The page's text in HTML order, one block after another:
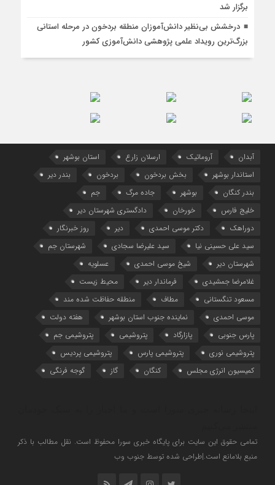
برگزار شد
درخشش بی‌نظیر دانش‌آموزان منطقه بردخون در مرحله استانی
بزرگ‌ترین رویداد علمی پژوهشی دانش‌آموزی کشور
آبدان آروماتیک ارسلان زارع
استان بوشهر
استاندار بوشهر
بخش بردخون بردخون
بندر دیر
بندر کنگان
بوشهر جاده مرگ
جم
خلیج فارس
خورخان
دادگستری شهرستان دیر
دوراهک
دکتر موسی احمدی دیر
روز خبرنگار
سید علی حسینی نیا
سید علیرضا سجادی
شهرستان جم
شهرستان دیر
شیخ موسی احمدی
عسلویه
غلامرضا جمشیدی
فرماندار دیر
محیط زیست
مسعود تنگستانی
مطاف
منطقه حفاظت شده مند
موسی احمدی
نماینده جنوب استان بوشهر
هفته دولت
پارس جنوبی
پازارگاد پتروشیمی
پتروشیمی جم
پتروشیمی نوری
پتروشیمی پارس
پتروشیمی پردیس
کمیسیون انرژی مجلس
کنگان گاز گوجه فرنگی
تمامی حقوق این سایت برای پایگاه خبری سورا محفوظ است. نقل مطالب با ذکر
منبع بلامانع است.|طراحی شده توسط جنوب وب